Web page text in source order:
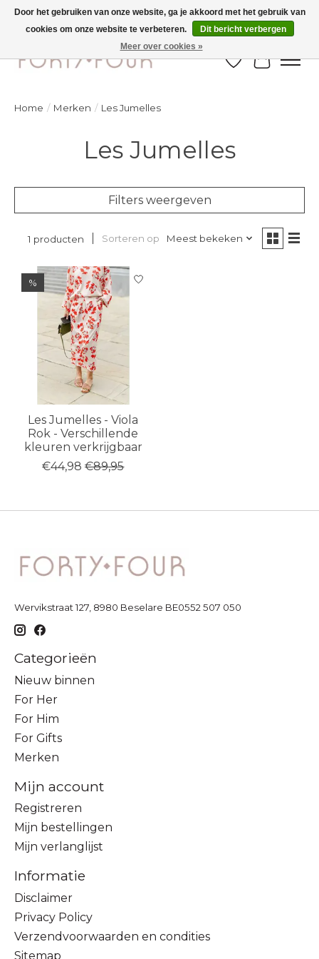
Ontdek de nieuwe najaarscollectie nu in de winkel - selectie online
Verlanglijst
Home / Merken / Les Jumelles
Les Jumelles
Filters weergeven
1 producten Sorteren op Meest bekeken
%
Les Jumelles - Viola
Rok - Verschillende
kleuren verkrijgbaar
€44,98 €89,95
Wervikstraat 127, 8980 Beselare BE0552 507 050
Categorieën
Nieuw binnen
For Her
For Him
For Gifts
Merken
Mijn account
Registreren
Mijn bestellingen
Mijn verlanglijst
Informatie
Disclaimer
Privacy Policy
Verzendvoorwaarden en condities
Sitemap
Door het gebruiken van onze website, ga je akkoord met het gebruik van
cookies om onze website te verbeteren.
Dit bericht verbergen
Meer over cookies »